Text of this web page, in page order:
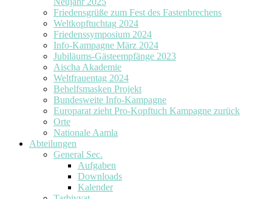
Friedensgrüße zum Fest des Fastenbrechens
Weltkopftuchtag 2024
Friedenssymposium 2024
Info-Kampagne März 2024
Jubiläums-Gästeempfänge 2023
Aischa Akademie
Weltfrauentag 2024
Behelfsmasken Projekt
Bundesweite Info-Kampagne
Europarat zieht Pro-Kopftuch Kampagne zurück
Orte
Nationale Aamla
Abteilungen
General Sec.
Aufgaben
Downloads
Kalender